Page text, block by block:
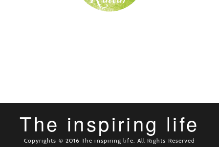
The inspiring life
Copyrights © 2016 The inspiring life. All Rights Reserved